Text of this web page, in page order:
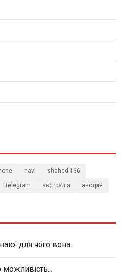
navi shahed-136
telegram австралія австрія
для чого вона...